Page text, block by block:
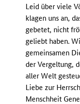
Leid über viele
klagen uns an,
gebetet, nicht
geliebt haben.
gemeinsamen
der Vergeltung,
aller Welt
Liebe zur
Menschheit